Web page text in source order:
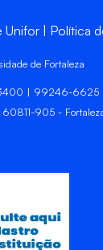
Unifor Política
de Fortaleza
| 99246-6625
60811-905 -